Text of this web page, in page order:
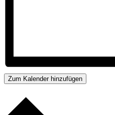
Zum Kalender hinzufügen